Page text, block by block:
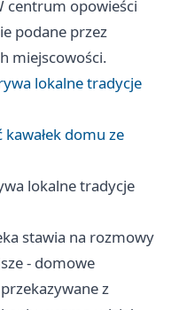
centrum opowieści
podane przez
miejscowości.
lokalne tradycje
kawałek domu ze
lokalne tradycje
stawia na rozmowy
- domowe
z